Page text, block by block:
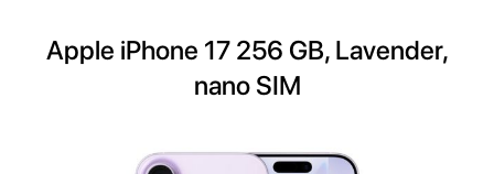
Apple iPhone 17 256 GB, Lavender,
nano SIM